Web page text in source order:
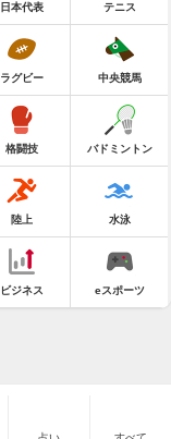
日本代表 テニス
ラグビー 中央競馬
格闘技 バドミントン
陸上 水泳
ビジネス eスポーツ